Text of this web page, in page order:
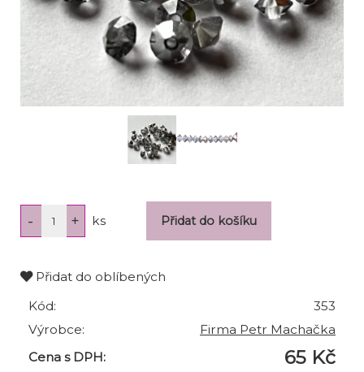
ks
Přidat do oblíbených
Kód:
353
Výrobce:
Firma Petr Machačka
Cena s DPH:
65 Kč